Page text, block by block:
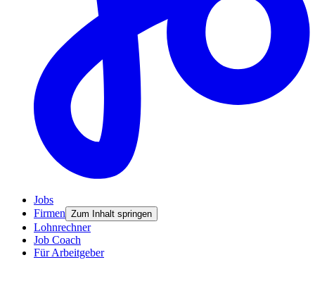
Jobs
Firmen Zum Inhalt springen
Lohnrechner
Job Coach
Für Arbeitgeber